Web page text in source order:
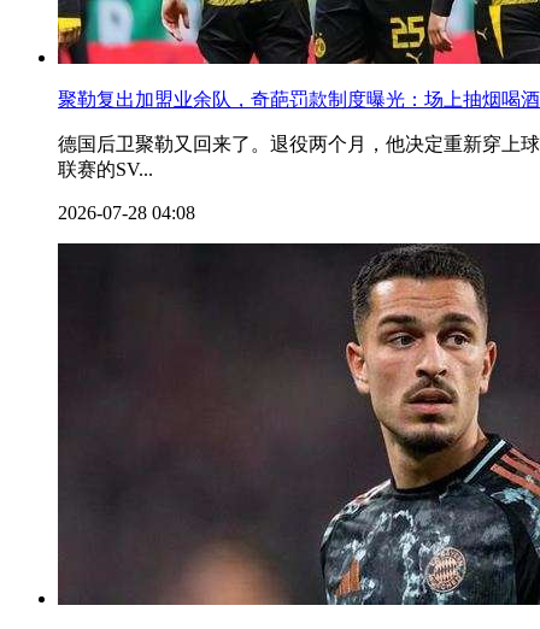
聚勒复出加盟业余队，奇葩罚款制度曝光：场上抽烟喝
德国后卫聚勒又回来了。退役两个月，他决定重新穿上
联赛的SV...
2026-07-28 04:08